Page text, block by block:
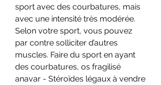
sport avec des courbatures, mais
avec une intensité très modérée.
Selon votre sport, vous pouvez
par contre solliciter d’autres
muscles. Faire du sport en ayant
des courbatures, os fragilisé
anavar - Stéroïdes légaux à vendre